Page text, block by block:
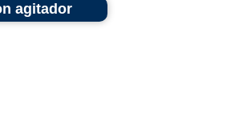
agitador